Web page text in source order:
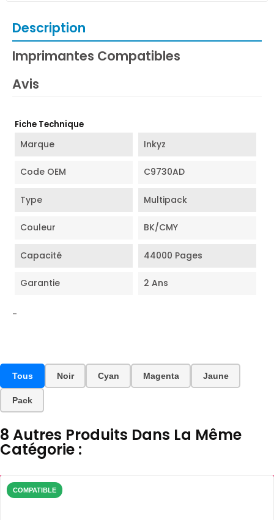
Description
Imprimantes Compatibles
Avis
Fiche Technique
Marque Inkyz
Code OEM C9730AD
Type Multipack
Couleur BK/CMY
Capacité 44000 Pages
Garantie 2 Ans
-
Tous Noir Cyan Magenta Jaune
Pack
8 Autres Produits Dans La Même
Catégorie :
COMPATIBLE